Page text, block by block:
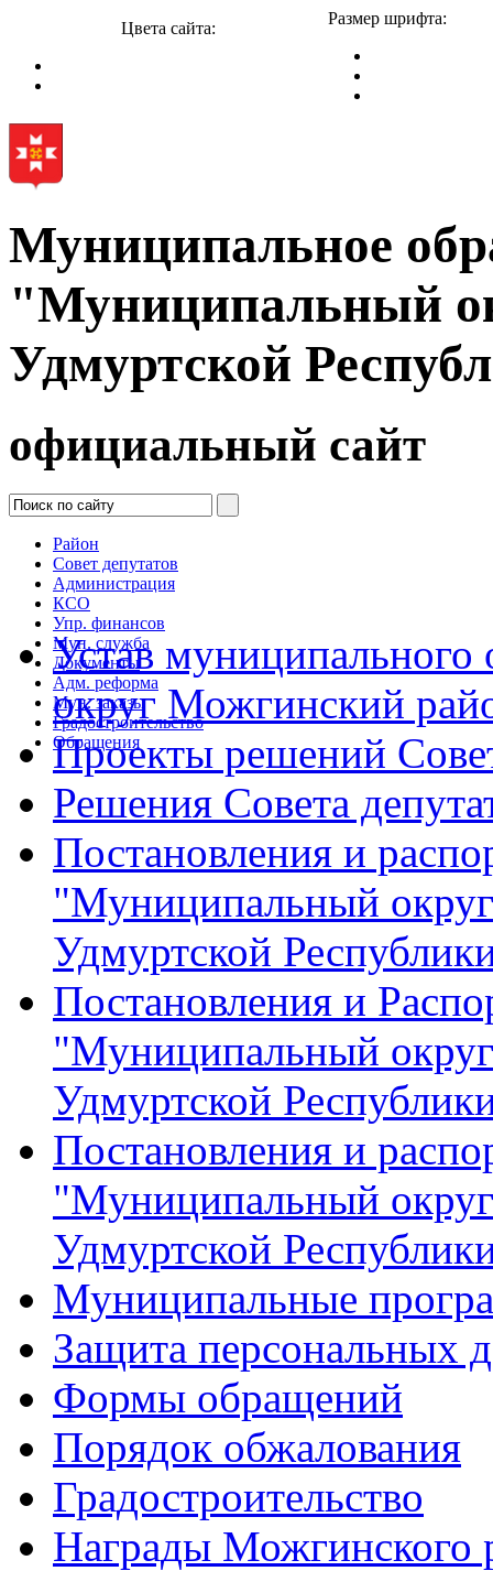
Цвета сайта:
Размер шрифта:
Муниципальное
"Муниципальный
Удмуртской
официальный сайт
Район
Совет депутатов
Администрация
КСО
Упр. финансов
Мун. служба
Документы
Адм. реформа
Мун. заказы
Градостроительство
Обращения
Устав
округ Можгинский
Проекты решений
Решения Совета
Постановления и
"Муниципальный
Удмуртской
Постановления и
"Муниципальный
Удмуртской
Постановления и
"Муниципальный
Удмуртской
Муниципальные
Защита персональных
Формы обращений
Порядок обжалования
Градостроительство
Награды Можгинского